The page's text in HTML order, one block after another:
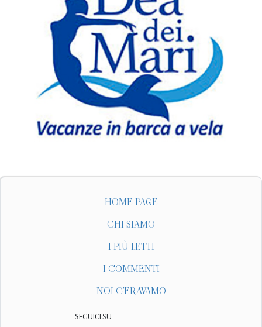
HOME PAGE
CHI SIAMO
I PIÙ LETTI
I COMMENTI
NOI C'ERAVAMO
SEGUICI SU